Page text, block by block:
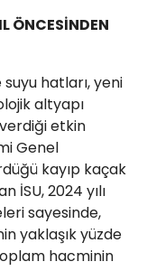
ÖNCESİNDEN
hatları, yeni
altyapı
etkin
Genel
kayıp kaçak
İSU, 2024 yılı
sayesinde,
yaklaşık yüzde
hacminin